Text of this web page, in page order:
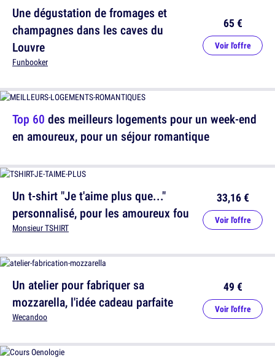
Une dégustation de fromages et
champagnes dans les caves du
Louvre
Funbooker
65 €
Voir l'offre
Un t-shirt "Je t'aime plus que..."
personnalisé, pour les amoureux fou
Monsieur TSHIRT
33,16 €
Voir l'offre
Top 60 des meilleurs logements pour un week-end
en amoureux, pour un séjour romantique
Un atelier pour fabriquer sa
mozzarella, l'idée cadeau parfaite
Wecandoo
49 €
Voir l'offre